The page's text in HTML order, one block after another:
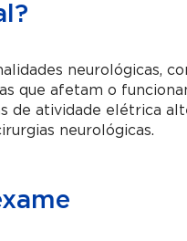
neurológicas,
que afetam o
de atividade elétrica
neurológicas.